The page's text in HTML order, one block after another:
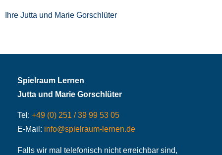
Ihre Jutta und Marie Gorschlüter
Spielraum Lernen
Jutta und Marie Gorschlüter
Tel: +49 (0) 251 / 39 99 53 05
E-Mail: info@spielraum-lernen.de
Falls wir mal telefonisch nicht erreichbar sind,